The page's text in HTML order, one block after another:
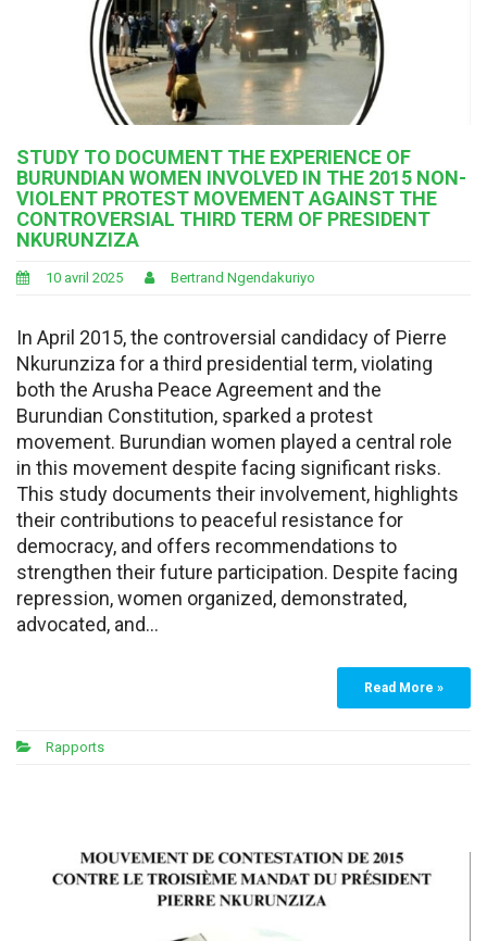
STUDY TO DOCUMENT THE EXPERIENCE OF
BURUNDIAN WOMEN INVOLVED IN THE 2015 NON-
VIOLENT PROTEST MOVEMENT AGAINST THE
CONTROVERSIAL THIRD TERM OF PRESIDENT
NKURUNZIZA
10 avril 2025 Bertrand Ngendakuriyo
In April 2015, the controversial candidacy of Pierre
Nkurunziza for a third presidential term, violating
both the Arusha Peace Agreement and the
Burundian Constitution, sparked a protest
movement. Burundian women played a central role
in this movement despite facing significant risks.
This study documents their involvement, highlights
their contributions to peaceful resistance for
democracy, and offers recommendations to
strengthen their future participation. Despite facing
repression, women organized, demonstrated,
advocated, and…
Read More »
Rapports